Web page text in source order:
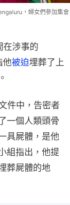
，婦女們參加集會
在涉事的
他被迫埋葬了上
件中，告密者
一個人類頭骨
具屍體，是他
組指出，他提
葬屍體的地